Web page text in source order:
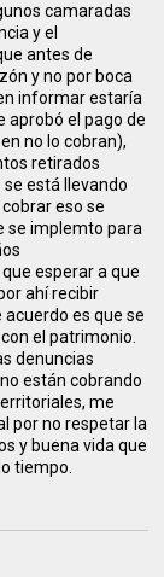
camaradas
y el
antes de
y no por boca
informar estaría
aprobó el pago de
no lo cobran),
retirados
se está llevando
eso se
se implemto para
esperar a que
ahí recibir
acuerdo es que se
el patrimonio.
denuncias
están cobrando
me
por no respetar la
y buena vida que
tiempo.